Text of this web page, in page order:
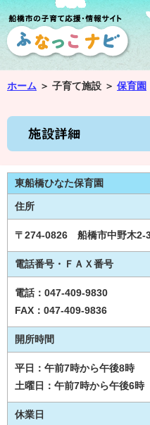
ホーム ＞ 子育て施設 ＞ 保育園
東船橋ひなた保育園
住所
〒274-0826 船橋市中野木2-
電話番号・ＦＡＸ番号
電話：047-409-9830
FAX：047-409-9836
開所時間
平日：午前7時から午後8時
土曜日：午前7時から午後6時
休業日